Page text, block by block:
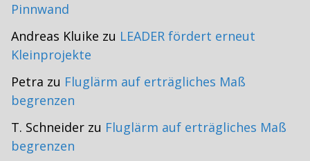
Pinnwand
Andreas Kluike zu LEADER fördert erneut
Kleinprojekte
Petra zu Fluglärm auf erträgliches Maß
begrenzen
T. Schneider zu Fluglärm auf erträgliches Maß
begrenzen